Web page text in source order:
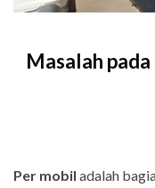
Masalah
Per mobil adalah